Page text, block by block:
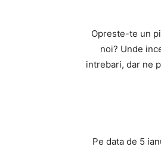
Opreste-te un
noi? Unde
intrebari, dar ne
Pe data de 5